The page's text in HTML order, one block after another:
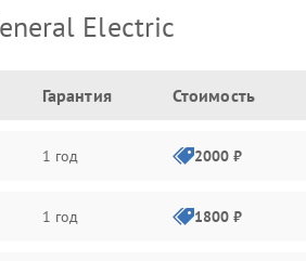
Electric
Гарантия Стоимость
1 год 2000 ₽
1 год 1800 ₽